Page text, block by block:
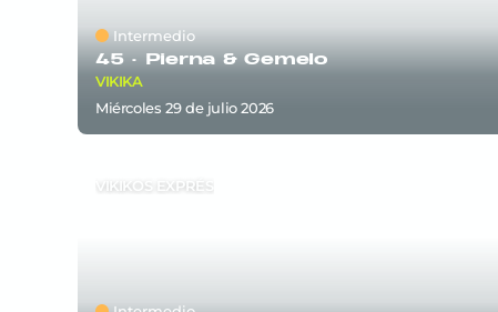
Intermedio
45 · Pierna & Gemelo
VIKIKA
miércoles 29de julio 2026
VIKIKOS EXPRÉS